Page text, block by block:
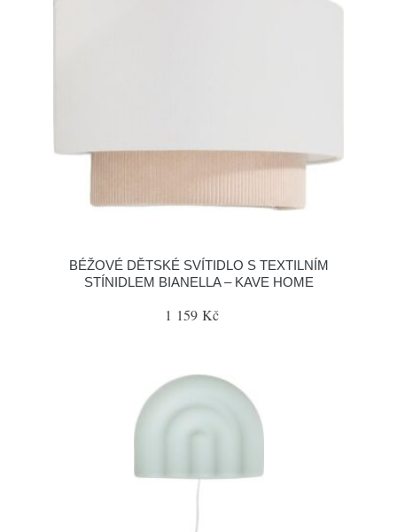
BÉŽOVÉ DĚTSKÉ SVÍTIDLO S TEXTILNÍM
STÍNIDLEM BIANELLA – KAVE HOME
1 159 Kč